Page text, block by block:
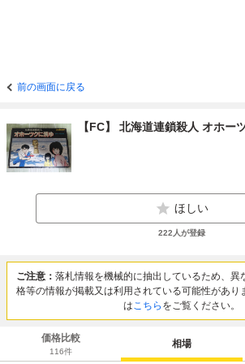
前の画面に戻る
【FC】 北海道連鎖殺人 オホー
ほしい
222 人が登録
ご注意： 落札情報を機械的に抽出しているため、異
格等の情報が掲載又は利用されている可能性があり
はこちら をご覧ください。
価格比較
116件
相場